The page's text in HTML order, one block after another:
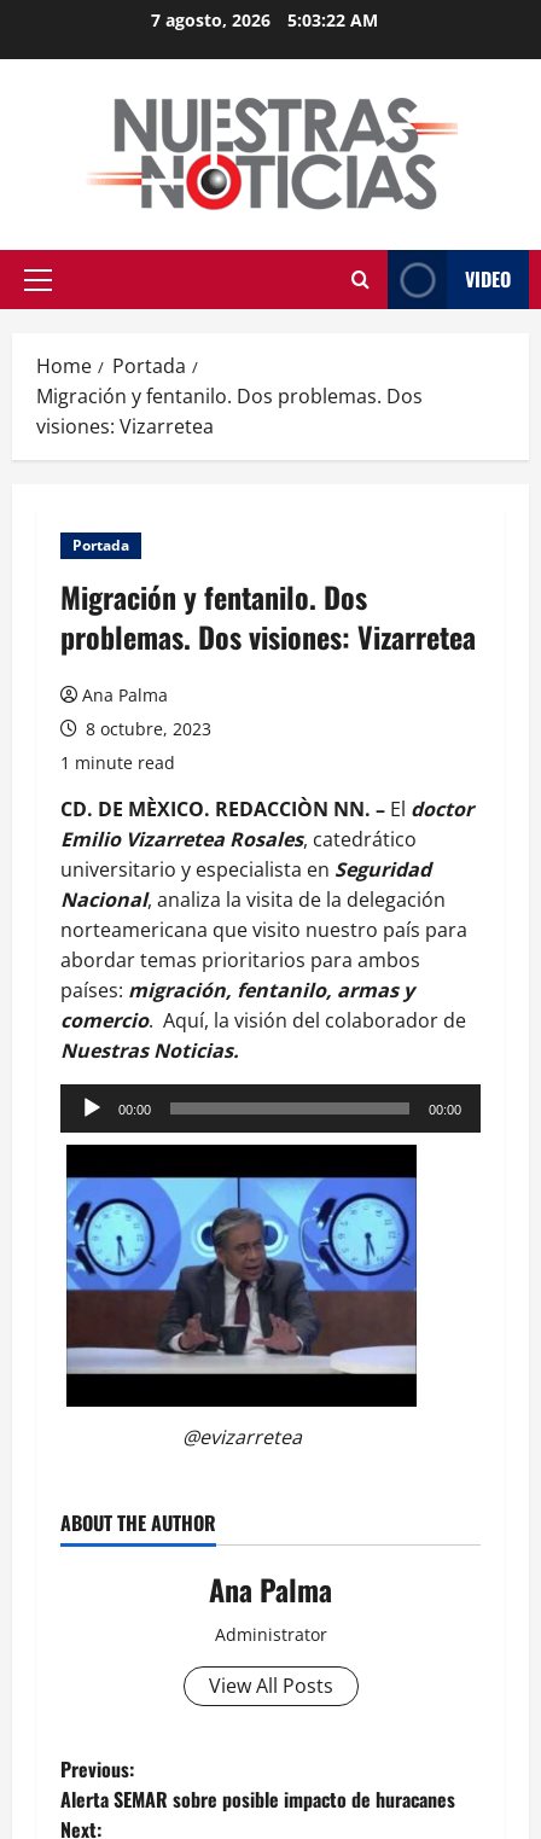
7 agosto, 2026 5:03:22 AM
Primary
VIDEO
Home
Portada
Migración y fentanilo. Dos problemas. Dos
visiones: Vizarretea
Portada
Migración y fentanilo. Dos
problemas. Dos visiones: Vizarretea
Ana Palma
8 octubre, 2023
1 minute read
CD. DE MÈXICO. REDACCIÒN NN. – El doctor
Emilio Vizarretea Rosales, catedrático
universitario y especialista en Seguridad
Nacional, analiza la visita de la delegación
norteamericana que visito nuestro país para
abordar temas prioritarios para ambos
países: migración, fentanilo, armas y
comercio. Aquí, la visión del colaborador de
Nuestras Noticias.
Reproductor
de
00:00 00:00
@evizarretea
ABOUT THE AUTHOR
Ana Palma
Administrator
View All Posts
Post
Previous:
Alerta SEMAR sobre posible impacto de huracanes
Next: